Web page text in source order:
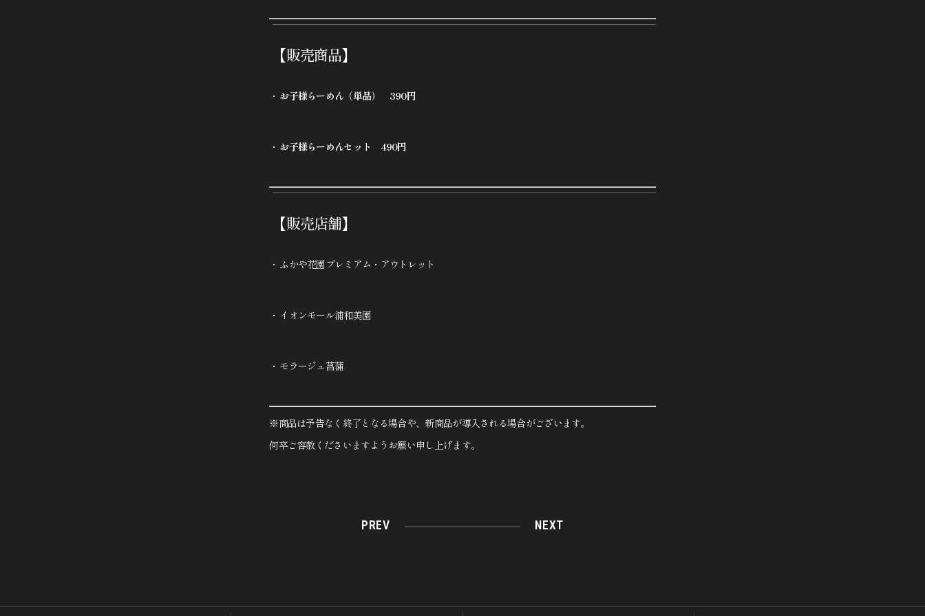
【販売商品】
お子様らーめん（単品） 390円
お子様らーめんセット 490円
【販売店舗】
ふかや花園プレミアム・アウトレット
イオンモール浦和美園
モラージュ菖蒲
※商品は予告なく終了となる場合や、新商品が導入される場合がございます。
何卒ご容赦くださいますようお願い申し上げます。
PREV NEXT